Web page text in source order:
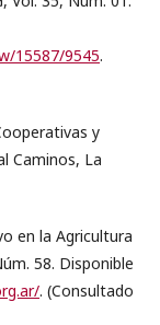
15587/9545.
y
Caminos, La
en la Agricultura
58. Disponible
. (Consultado